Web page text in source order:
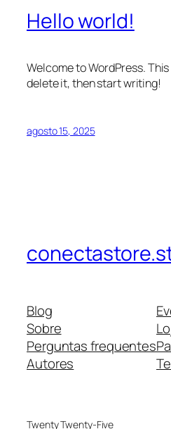
Hello world!
Welcome to WordPress.
delete it, then start writing!
agosto 15, 2025
Blog
Sobre
Perguntas frequentes
Autores
Twenty Twenty-Five